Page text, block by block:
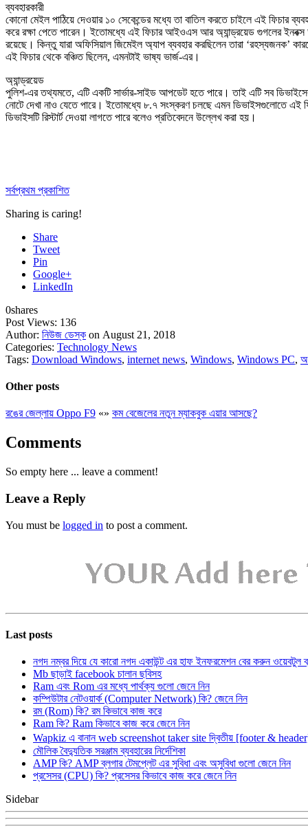
ব্যবহারকারী
কোনো মেইল পাঠিয়ে দেওয়ার ১০ সেকেন্ডের মধ্যে তা বাতিল করতে চাইলে এই ফিচার
করে রক্ষা পেতে পারেন। ইতোমধ্যে এই ফিচার আইওএস আর অ্যান্ড্রয়েড গুগলের ইনবক্স
রয়েছে। কিন্তু যারা অফিসিয়াল জিমেইল অ্যাপ ব্যবহার করছিলেন তারা ‘রহস্যজনক’
এই ফিচার থেকে বঞ্চিত ছিলেন, এমনটাই ভাষ্য ভার্জ-এর।
অ্যান্ড্রয়েড
পুলিশ-এর তথ্যমতে, এটি একটি সার্ভার-সাইড আপডেট হতে পারে। তাই এটি সব
নোটে দেখা নাও যেতে পারে। ইতোমধ্যে ৮.৭ সংস্করণ চলছে এমন ডিভাইসগুলোতে এই
ডিভাইসটি রিস্টার্ট দেওয়া লাগতে পারে বলেও প্রতিবেদনে উল্লেখ করা হয়।
সর্বপ্রথম প্রকাশিত
Sharing is caring!
Share
Tweet
Pin
Google+
LinkedIn
0shares
Post Views: 136
Author: নিউজ ডেস্ক on August 21, 2018
Categories: Technology News
Tags: Download Windows, internet news, Windows, Windows PC,
Other posts
রঙের জেল্লায় Oppo F9 «» কম বেজেলের নতুন ম্যাকবুক এয়ার আসছে?
Comments
So empty here ... leave a comment!
Leave a Reply
You must be logged in to post a comment.
Last posts
নগদ নম্বর দিয়ে যে কারো নগদ একাউন্ট এর হাফ ইনফরমেশন বের করুন ওয়েবটুল
Mb ছাড়াই facebook চালান ছবিসহ
Ram এবং Rom এর মধ্যে পার্থক্য গুলো জেনে নিন
কম্পিউটার নেটওয়ার্ক (Computer Network) কি? জেনে নিন
রম (Rom) কি? রম কিভাবে কাজ করে
Ram কি? Ram কিভাবে কাজ করে জেনে নিন
Wapkiz এ বানান web screenshot taker site দ্বিতীয় [footer &
মৌলিক বৈদ্যুতিক সরঞ্জাম ব্যবহারের নির্দেশিকা
AMP কি? AMP ব্লগার টেমপ্লেট এর সুবিধা এবং অসুবিধা গুলো জেনে নিন
প্রসেসর (CPU) কি? প্রসেসর কিভাবে কাজ করে জেনে নিন
Sidebar